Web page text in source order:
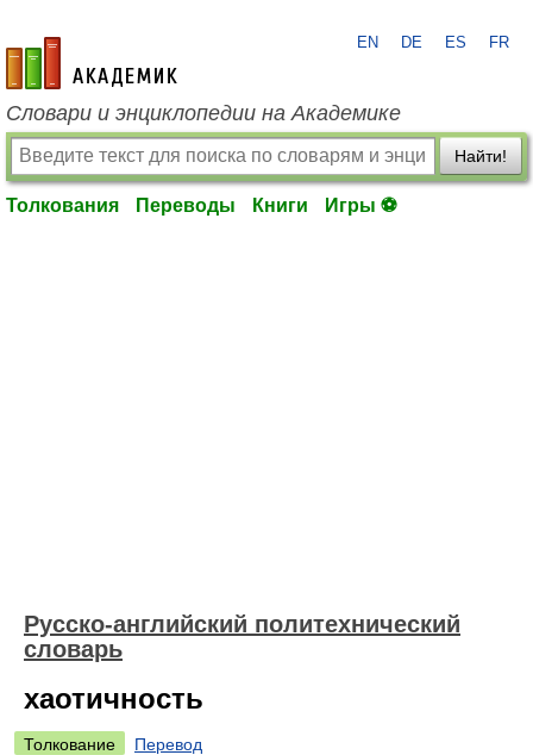
academic.ru
EN DE ES FR
Словари и энциклопедии на Академике
Найти!
Толкования Переводы Книги Игры ⚽
Русско-английский политехнический
словарь
хаотичность
Толкование
Перевод